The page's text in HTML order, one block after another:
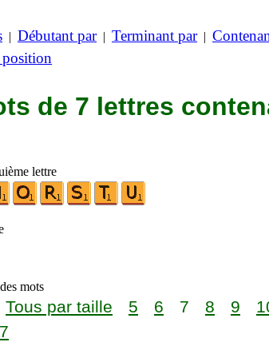
| Débutant par| Terminant par|
de 7 lettres
lettre
mots
Tous par taille 5 6 7 8 9